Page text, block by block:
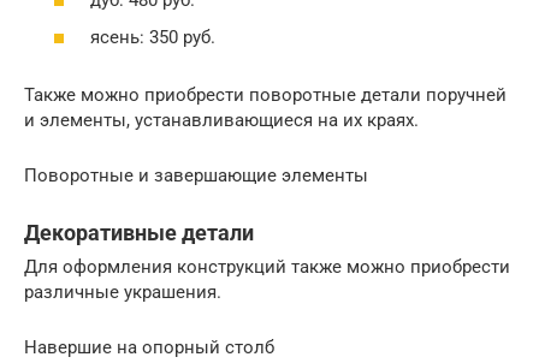
ясень: 350 руб.
Также можно приобрести поворотные детали поручней
и элементы, устанавливающиеся на их краях.
Поворотные и завершающие элементы
Декоративные детали
Для оформления конструкций также можно приобрести
различные украшения.
Навершие на опорный столб